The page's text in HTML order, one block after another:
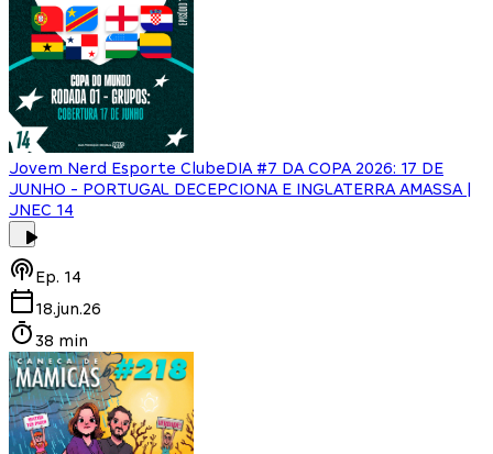
Jovem Nerd Esporte ClubeDIA #7 DA COPA 2026: 17 DE
JUNHO - PORTUGAL DECEPCIONA E INGLATERRA AMASSA |
JNEC 14
Ep. 14
18.jun.26
38 min